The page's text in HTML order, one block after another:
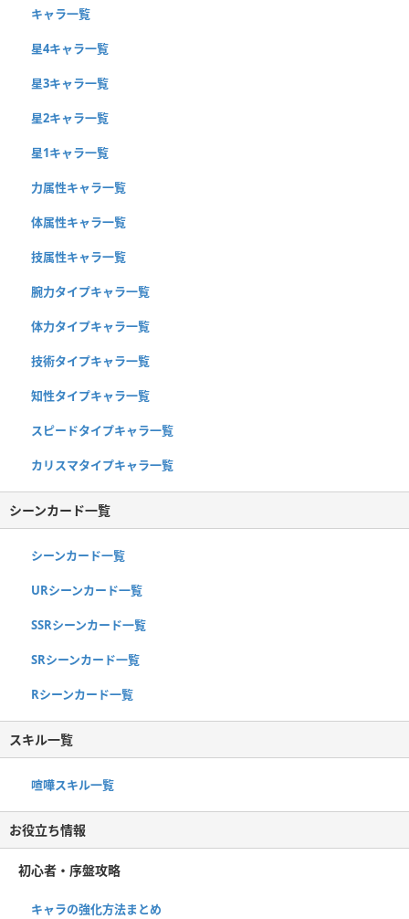
キャラ一覧
星4キャラ一覧
星3キャラ一覧
星2キャラ一覧
星1キャラ一覧
力属性キャラ一覧
体属性キャラ一覧
技属性キャラ一覧
腕力タイプキャラ一覧
体力タイプキャラ一覧
技術タイプキャラ一覧
知性タイプキャラ一覧
スピードタイプキャラ一覧
カリスマタイプキャラ一覧
シーンカード一覧
シーンカード一覧
URシーンカード一覧
SSRシーンカード一覧
SRシーンカード一覧
Rシーンカード一覧
スキル一覧
喧嘩スキル一覧
お役立ち情報
初心者・序盤攻略
キャラの強化方法まとめ